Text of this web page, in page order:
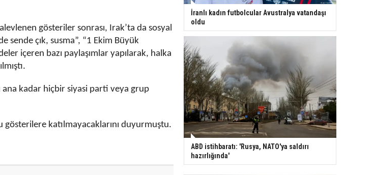
gösteriler sonrası, Irak’ta da sosyal
sende çık, susma”, “1 Ekim Büyük
içeren bazı paylaşımlar yapılarak, halka
ana kadar hiçbir siyasi parti veya grup
gösterilere katılmayacaklarını duyurmuştu.
İranlı kadın futbolcular Avustralya vatandaşı
oldu
ABD istihbaratı: 'Rusya, NATO'ya saldırı
hazırlığında'